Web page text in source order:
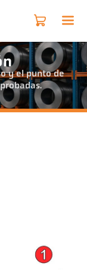
y el punto de